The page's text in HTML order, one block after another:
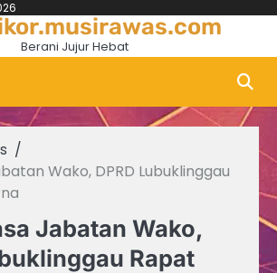
Berani Jujur Hebat
Wako, DPRD Lubuklinggau
Jabatan Wako,
Rapat